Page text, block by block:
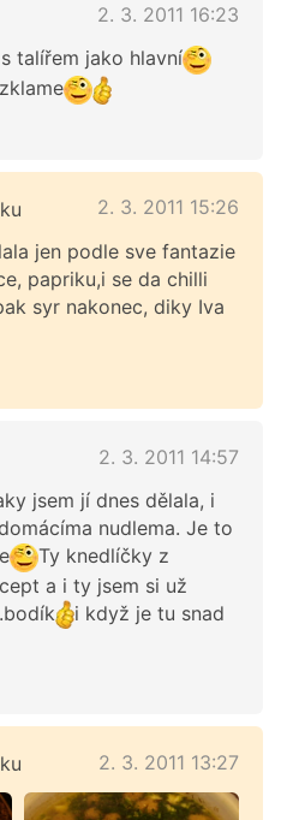
2. 3. 2011 16:23
talířem jako hlavní
2. 3. 2011 15:26
jen podle sve fantazie
papriku,i se da chilli
syr nakonec, diky Iva
2. 3. 2011 14:57
jsem jí dnes dělala, i
nudlema. Je to
Ty knedlíčky z
a i ty jsem si už
i když je tu snad
2. 3. 2011 13:27